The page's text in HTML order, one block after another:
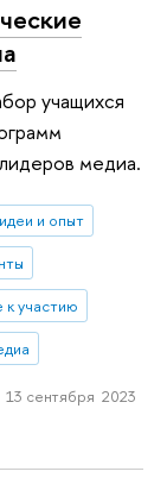
учащихся
медиа.
идеи и опыт
к участию
13 сентября 2023